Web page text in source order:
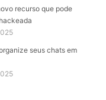
recurso que pode
seus chats em